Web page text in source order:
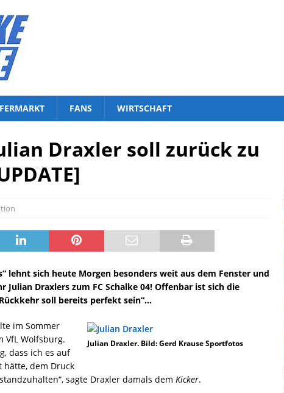
FANS WIRTSCHAFT
Draxler soll zurück zu
lehnt sich heute Morgen besonders weit aus dem Fenster und
Julian Draxlers zum FC Schalke 04! Offenbar ist sich die
soll bereits perfekt sein“…
Julian Draxler. Bild: Gerd Krause Sportfotos
im Sommer
VfL Wolfsburg.
dass ich es auf
hätte, dem Druck
sagte Draxler damals dem Kicker.